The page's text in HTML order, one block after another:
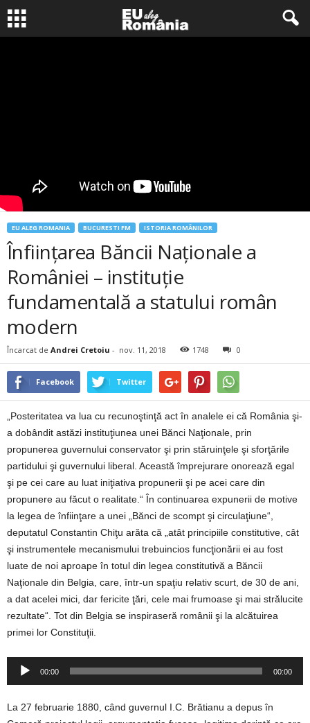
EU ALEG ROMANIA BUCURESTI FM ISTORIA ROMÂNILOR
Înființarea Băncii Naționale a
României – instituţie
fundamentală a statului român
modern
Încarcat de Andrei Cretoiu - nov. 11, 2018 1748 0
Facebook Twitter
„Posteritatea va lua cu recunoştinţă act în analele ei că România şi-
a dobândit astăzi instituţiunea unei Bănci Naţionale, prin
propunerea guvernului conservator şi prin stăruinţele şi sforţările
partidului şi guvernului liberal. Această împrejurare onorează egal
şi pe cei care au luat iniţiativa propunerii şi pe acei care din
propunere au făcut o realitate.“ În continuarea expunerii de motive
la legea de înfiinţare a unei „Bănci de scompt şi circulaţiune“,
deputatul Constantin Chiţu arăta că „atât principiile constitutive, cât
şi instrumentele mecanismului trebuincios funcţionării ei au fost
luate de noi aproape în totul din legea constitutivă a Băncii
Naţionale din Belgia, care, într-un spaţiu relativ scurt, de 30 de ani,
a dat acelei mici, dar fericite ţări, cele mai frumoase şi mai strălucite
rezultate“. Tot din Belgia se inspiraseră românii şi la alcătuirea
primei lor Constituţii.
Player
00:00 00:00
La 27 februarie 1880, când guvernul I.C. Brătianu a depus în